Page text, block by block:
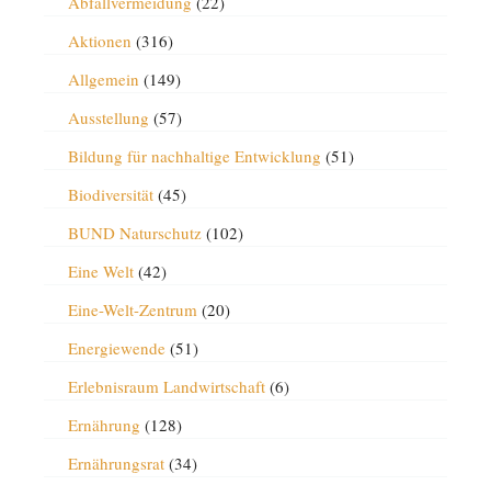
Aktionen (316)
Allgemein (149)
Ausstellung (57)
Bildung für nachhaltige Entwicklung (51)
Biodiversität(45)
BUND Naturschutz(102)
Eine Welt(42)
Eine-Welt-Zentrum(20)
Energiewende(51)
Erlebnisraum Landwirtschaft(6)
Ernährung (128)
Ernährungsrat(34)